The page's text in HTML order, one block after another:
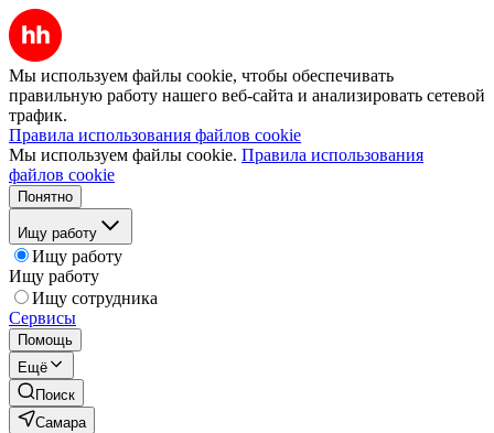
Мы используем файлы cookie, чтобы обеспечивать
правильную работу нашего веб-сайта и анализировать сетевой
трафик.
Правила использования файлов cookie
Мы используем файлы cookie. Правила использования
файлов cookie
Понятно
Ищу работу
Ищу работу
Ищу работу
Ищу сотрудника
Сервисы
Помощь
Ещё
Поиск
Самара